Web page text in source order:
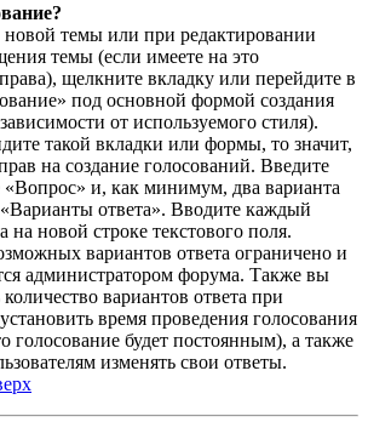
темы или при редактировании
темы (если имеете на это
щелкните вкладку или перейдите в
под основной формой создания
от используемого стиля).
такой вкладки или формы, то значит,
на создание голосований. Введите
«Вопрос» и, как минимум, два варианта
«Варианты ответа». Вводите каждый
на новой строке текстового поля.
вариантов ответа ограничено и
администратором форума. Также вы
вариантов ответа при
время проведения голосования
голосование будет постоянным), а также
изменять свои ответы.